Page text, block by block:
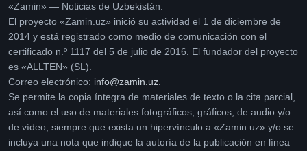
«Zamin» — Noticias de Uzbekistán.
El proyecto «Zamin.uz» inició su actividad el 1 de diciembre de
2014 y está registrado como medio de comunicación con el
certificado n.º 1117 del 5 de julio de 2016. El fundador del proyecto
es «ALLTEN» (SL).
Correo electrónico: info@zamin.uz
Se permite la copia íntegra de materiales de texto o la cita parcial,
así como el uso de materiales fotográficos, gráficos, de audio y/o
de vídeo, siempre que exista un hipervínculo a «Zamin.uz» y/o se
incluya una nota que indique la autoría de la publicación en línea